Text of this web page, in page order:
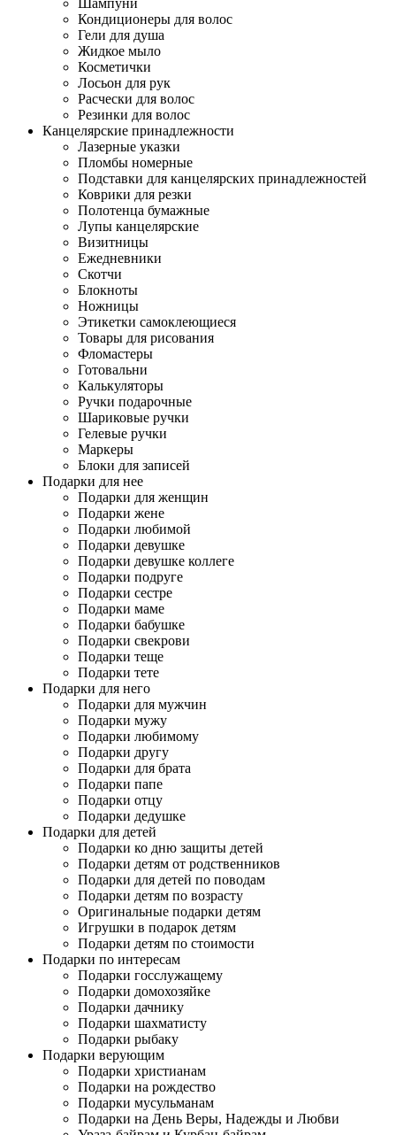
Шампуни
Кондиционеры для волос
Гели для душа
Жидкое мыло
Косметички
Лосьон для рук
Расчески для волос
Резинки для волос
Канцелярские принадлежности
Лазерные указки
Пломбы номерные
Подставки для канцелярских принадлежностей
Коврики для резки
Полотенца бумажные
Лупы канцелярские
Визитницы
Ежедневники
Скотчи
Блокноты
Ножницы
Этикетки самоклеющиеся
Товары для рисования
Фломастеры
Готовальни
Калькуляторы
Ручки подарочные
Шариковые ручки
Гелевые ручки
Маркеры
Блоки для записей
Подарки для нее
Подарки для женщин
Подарки жене
Подарки любимой
Подарки девушке
Подарки девушке коллеге
Подарки подруге
Подарки сестре
Подарки маме
Подарки бабушке
Подарки свекрови
Подарки теще
Подарки тете
Подарки для него
Подарки для мужчин
Подарки мужу
Подарки любимому
Подарки другу
Подарки для брата
Подарки папе
Подарки отцу
Подарки дедушке
Подарки для детей
Подарки ко дню защиты детей
Подарки детям от родственников
Подарки для детей по поводам
Подарки детям по возрасту
Оригинальные подарки детям
Игрушки в подарок детям
Подарки детям по стоимости
Подарки по интересам
Подарки госслужащему
Подарки домохозяйке
Подарки дачнику
Подарки шахматисту
Подарки рыбаку
Подарки верующим
Подарки христианам
Подарки на рождество
Подарки мусульманам
Подарки на День Веры, Надежды и Любви